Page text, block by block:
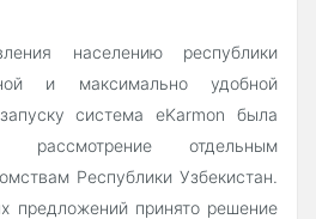
населению республики
и максимально удобной
система eKarmon была
рассмотрение отдельным
Республики Узбекистан.
предложений принято решение